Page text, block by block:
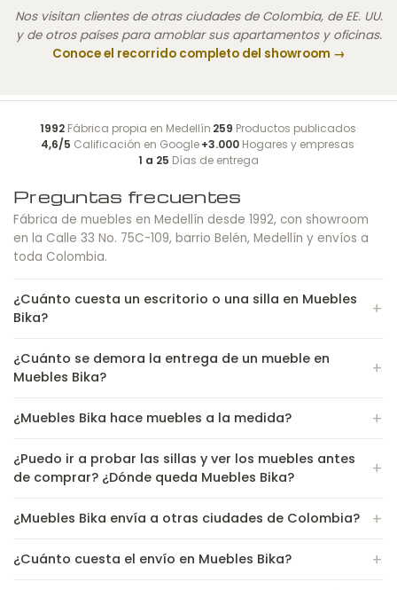
Nos visitan clientes de otras ciudades de Colombia, de EE. UU.
y de otros países para amoblar sus apartamentos y oficinas.
Conoce el recorrido completo del showroom →
1992Fábrica propia en Medellín·259 Productos publicados·
4,6/5 Calificación en Google·+3.000 Hogares y empresas·
1 a 25 Días de entrega
Preguntas frecuentes
Fábrica de muebles en Medellín desde 1992, con showroom
en la Calle 33 No. 75C-109, barrio Belén, Medellín y envíos a
toda Colombia.
¿Cuánto cuesta un escritorio o una silla en Muebles
Bika?
¿Cuánto se demora la entrega de un mueble en
Muebles Bika?
¿Muebles Bika hace muebles a la medida?
¿Puedo ir a probar las sillas y ver los muebles antes
de comprar? ¿Dónde queda Muebles Bika?
¿Muebles Bika envía a otras ciudades de Colombia?
¿Cuánto cuesta el envío en Muebles Bika?